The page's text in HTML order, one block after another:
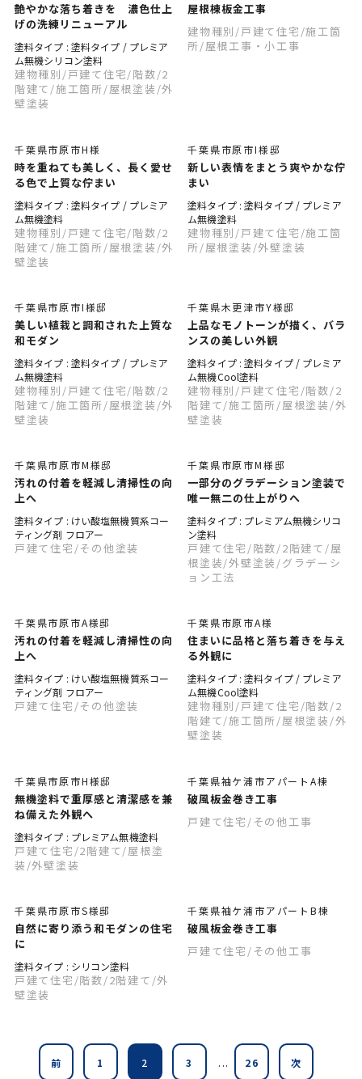
艶やかな落ち着きを 濃色仕上
げの洗練リニューアル
塗料タイプ : 塗料タイプ / プレミア
ム無機シリコン塗料
建物種別 /戸建て住宅/階数/2
階建て /施工箇所 /屋根塗装 /外
壁塗装
屋根棟板金工事
建物種別 /戸建て住宅 /施工箇
所 /屋根工事・小工事
千葉県市原市H様
時を重ねても美しく、長く愛せ
る色で上質な佇まい
塗料タイプ : 塗料タイプ / プレミア
ム無機塗料
建物種別 /戸建て住宅/階数/2
階建て /施工箇所 /屋根塗装 /外
壁塗装
千葉県市原市I様邸
新しい表情をまとう爽やかな佇
まい
塗料タイプ : 塗料タイプ / プレミア
ム無機塗料
建物種別 /戸建て住宅 /施工箇
所 /屋根塗装 /外壁塗装
千葉県市原市I様邸
美しい植栽と調和された上質な
和モダン
塗料タイプ : 塗料タイプ / プレミア
ム無機塗料
建物種別 /戸建て住宅/階数/2
階建て /施工箇所 /屋根塗装 /外
壁塗装
千葉県木更津市Y様邸
上品なモノトーンが描く、バラ
ンスの美しい外観
塗料タイプ : 塗料タイプ / プレミア
ム無機Cool塗料
建物種別 /戸建て住宅 /階数/2
階建て/施工箇所 /屋根塗装 /外
壁塗装
千葉県市原市M様邸
汚れの付着を軽減し清掃性の向
上へ
塗料タイプ : けい酸塩無機質系コー
ティング剤 フロアー
戸建て住宅 /その他塗装
千葉県市原市M様邸
一部分のグラデーション塗装で
唯一無二の仕上がりへ
塗料タイプ : プレミアム無機シリコ
ン塗料
戸建て住宅 /階数/2階建て /屋
根塗装/外壁塗装 /グラデーシ
ョン工法
千葉県市原市A様邸
汚れの付着を軽減し清掃性の向
上へ
塗料タイプ : けい酸塩無機質系コー
ティング剤 フロアー
戸建て住宅 /その他塗装
千葉県市原市A様
住まいに品格と落ち着きを与え
る外観に
塗料タイプ : 塗料タイプ / プレミア
ム無機Cool塗料
建物種別 /戸建て住宅 /階数/2
階建て/施工箇所 /屋根塗装 /外
壁塗装
千葉県市原市H様邸
無機塗料で重厚感と清潔感を兼
ね備えた外観へ
塗料タイプ : プレミアム無機塗料
戸建て住宅 /2階建て/屋根塗
装 /外壁塗装
千葉県袖ケ浦市アパートA棟
破風板金巻き工事
戸建て住宅 /その他工事
千葉県市原市S様邸
自然に寄り添う和モダンの住宅
に
塗料タイプ : シリコン塗料
戸建て住宅 /階数/2階建て /外
壁塗装
千葉県袖ケ浦市アパートB棟
破風板金巻き工事
戸建て住宅 /その他工事
前 1 2 3 ... 26 次